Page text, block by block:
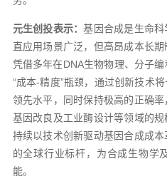
元生创投表示：基因合成是生命
直应用场景广泛，但高昂成本长
凭借多年在DNA生物物理、分子
“成本-精度”瓶颈，通过创新技术
领先水平，同时保持极高的正确
基因改良及工业酶设计等领域的
持续以技术创新驱动基因合成成
的全球行业标杆，为合成生物学
能。